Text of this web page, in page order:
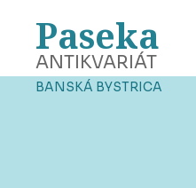
Paseka
ANTIKVARIÁT
BANSKÁ BYSTRICA